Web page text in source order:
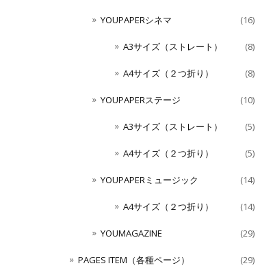
YOUPAPERシネマ (16)
A3サイズ（ストレート） (8)
A4サイズ（２つ折り） (8)
YOUPAPERステージ (10)
A3サイズ（ストレート） (5)
A4サイズ（２つ折り） (5)
YOUPAPERミュージック (14)
A4サイズ（２つ折り） (14)
YOUMAGAZINE (29)
PAGES ITEM（各種ページ） (29)